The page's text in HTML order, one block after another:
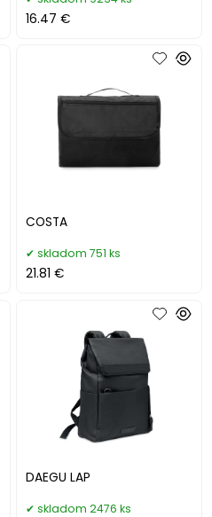
16.47 €
COSTA
skladom 751 ks
21.81 €
DAEGU LAP
skladom 2476 ks